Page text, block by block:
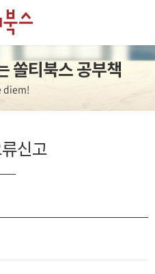
쏠티북스 공부책
diem!
신고